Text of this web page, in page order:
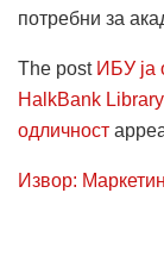
потребни за
The post ИБУ ја
HalkBank
одличност
Извор: